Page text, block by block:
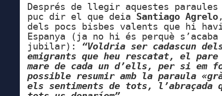
Després de llegir aquestes paraules
puc dir el que deia Santiago Agrelo
dels pocs bisbes valents que hi
Espanya (ja no hi és perquè s’acaba
jubilar): “Voldria ser cadascun
emigrants que heu rescatat, el
mare de cada un d’ells, per si em
possible resumir amb la paraula
els sentiments de tots, l’abraçada